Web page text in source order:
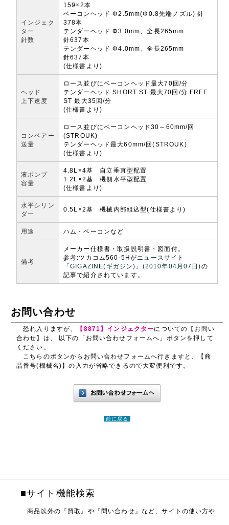
インジェク
ター
針数
159×2本
ベーコンヘッド Φ2.5mm(Φ0.8先端ノズル) 針
378本
テンダーヘッド Φ3.0mm、全長265mm
針637本
テンダーヘッド Φ4.0mm、全長265mm
針637本
(仕様書より)
ヘッド
上下速度
ロース並びにベーコンヘッド最大70回/分
テンダーヘッド SHORT ST 最大70回/分 FREE
ST 最大35回/分
(仕様書より)
コンベアー
送量
ロース並びにベーコンヘッド30～60mm/回
(STROUK)
テンダーヘッド最大60mm/回(STROUK)
(仕様書より)
液ポンプ
容量
4.8L×4基 自立垂直型配置
1.2L×2基 機側水平型配置
(仕様書より)
水平シリン
ダー
0.5L×2基 機械内部組込型(仕様書より)
用途 ハム・ベーコンなど
備考
メーカー仕様書・取扱説明書・図面付。
参考:ツカコム560-5Hが ニュースサイト
「GIGAZINE(ギガジン)」(2010年04月07日)の
記事で紹介されています。
お問い合わせ
恐れ入りますが、 【8871】インジェクターについての【お問い
合わせ】は、 以下の「お問い合わせフォームへ」ボタンを押して
ください。
こちらのボタンからお問い合わせフォームへ行きますと、【商
品番号(機械名)】の入力が省略できるので大変便利です。
前に戻る
■サイト機能検索
商品以外の『買取』や『問い合わせ』など、サイトの使い方や